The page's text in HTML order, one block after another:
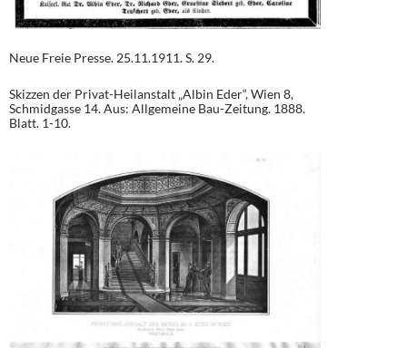
Neue Freie Presse. 25.11.1911. S. 29.
Skizzen der Privat-Heilanstalt „Albin Eder“, Wien 8,
Schmidgasse 14. Aus: Allgemeine Bau-Zeitung. 1888.
Blatt. 1-10.